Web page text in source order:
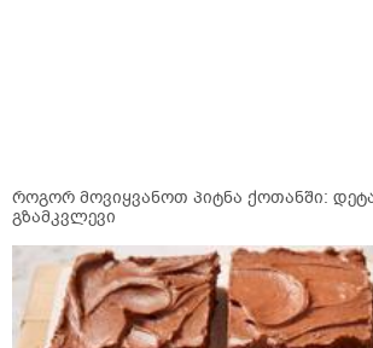
როგორ მოვიყვანოთ პიტნა ქოთანში:
გზამკვლევი